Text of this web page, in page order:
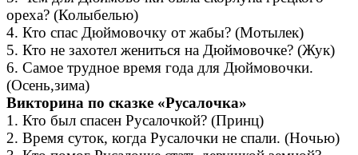
ореха? (Колыбелью)
4. Кто спас Дюймовочку от жабы? (Мотылек)
5. Кто не захотел жениться на Дюймовочке? (Жук)
6. Самое трудное время года для Дюймовочки.
(Осень,зима)
Викторина по сказке «Русалочка»
1. Кто был спасен Русалочкой? (Принц)
2. Время суток, когда Русалочки не спали. (Ночью)